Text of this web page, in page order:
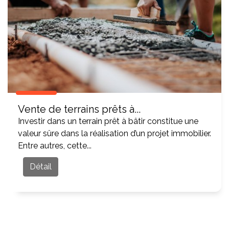
Vente de terrains prêts à...
Investir dans un terrain prêt à bâtir constitue une
valeur sûre dans la réalisation d’un projet immobilier.
Entre autres, cette...
Détail